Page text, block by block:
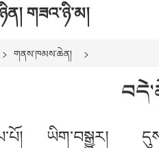
གཟའ་ཉི་མ།
གནས་ཁམས་ཆེན།
ཡིག་བསྒྱུར།